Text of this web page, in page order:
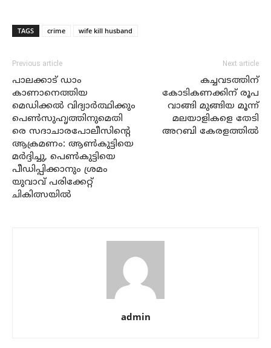
TAGS crime wife kill husband
Previous article
പാലക്കാട് ഡാം
കാണാനെത്തിയ
മെഡിക്കല്‍ വിദ്യാര്‍ത്ഥിക്കും
പെണ്‍സുഹൃത്തിനുമെതി
രെ സദാചാരപോലീസിന്റെ
ആക്രമണം: ആണ്‍കുട്ടിയെ
മര്‍ദ്ദിച്ചു, പെണ്‍കുട്ടിയെ
പീഡിപ്പിക്കാനും ശ്രമം
യുവാവ് പരിക്കേറ്റ്
ചികിത്സയില്‍
Next article
കച്ചവടത്തിന്
കോടികണക്കിന് രൂപ
വാങ്ങി മുങ്ങിയ മൂന്ന്
മലയാളികളെ തേടി
അറബി കേരളത്തില്‍
admin